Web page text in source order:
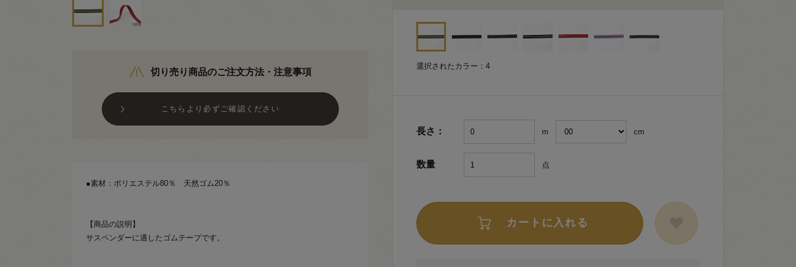
切り売り商品のご注文方法・注意事項
こちらより必ずご確認ください
●素材：ポリエステル80％ 天然ゴム20％
【商品の説明】
サスペンダーに適したゴムテープです。
選択されたカラー：4
長さ： m cm
数量 点
カートに入れる